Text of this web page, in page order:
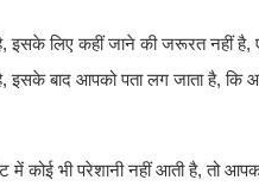
लिए कहीं जाने की जरूरत नहीं
इसके बाद आपको पता लग जाता है,
भी परेशानी नहीं आती है, तो